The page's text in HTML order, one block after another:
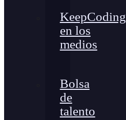
KeepCoding
en los
medios
Bolsa
de
talento